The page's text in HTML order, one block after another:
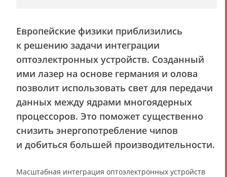
Европейские физики приблизились
к решению задачи интеграции
оптоэлектронных устройств. Созданный
ими лазер на основе германия и олова
позволит использовать свет для передачи
данных между ядрами многоядерных
процессоров. Это поможет существенно
снизить энергопотребление чипов
и добиться большей производительности.
Масштабная интеграция оптоэлектронных устройств